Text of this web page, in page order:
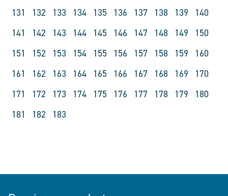
131
132 133 134 135 136 137 138 139
140
141
142 143 144 145 146 147 148 149
150
151
152 153 154 155 156 157 158 159
160
161
162 163 164 165 166 167 168 169
170
171
172 173 174 175 176 177 178 179
180
181
182 183